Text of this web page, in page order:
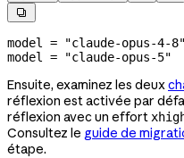

model = "claude-opus-4-8"
model = "claude-opus-5"
Ensuite, examinez les deux
réflexion est activée par
réflexion avec un effort
Consultez le guide de
étape.